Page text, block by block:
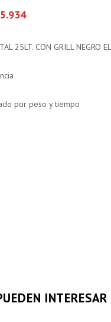
5.934
25LT. CON GRILL NEGRO
por peso y tiempo
INTERESAR